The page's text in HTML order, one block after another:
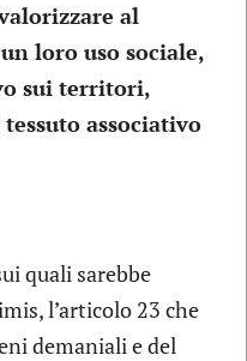
al
loro uso sociale,
sui territori,
associativo
quali sarebbe
l’articolo 23 che
demaniali e del